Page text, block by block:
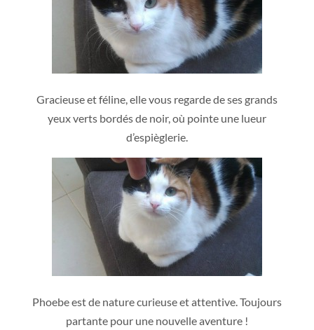
Gracieuse et féline, elle vous regarde de ses grands
yeux verts bordés de noir, où pointe une lueur
d’espièglerie.
Phoebe est de nature curieuse et attentive. Toujours
partante pour une nouvelle aventure !